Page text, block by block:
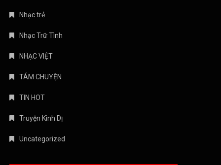
Nhạc trẻ
Nhạc Trữ Tình
NHẠC VIỆT
TÁM CHUYỆN
TIN HOT
Truyện Kinh Dị
Uncategorized